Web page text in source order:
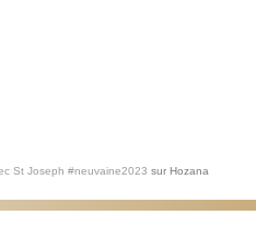
St Joseph #neuvaine2023 sur Hozana